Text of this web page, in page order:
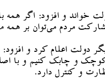
خواند و افزود: اگر
مردم می‌توان بر همه
دولت اعلام کرد و
و چابک کنیم و با
و کنترل دارد.